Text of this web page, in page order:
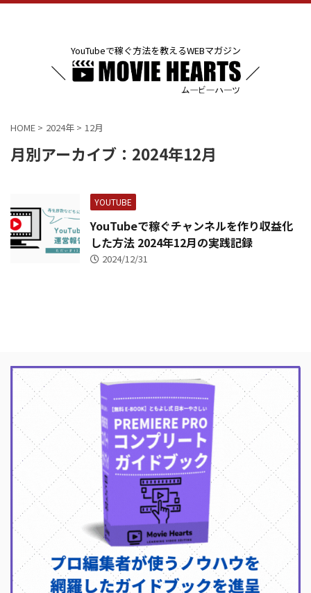
YouTubeで稼ぐ方法を教えるWEBマガジン
HOME > 2024年 > 12月
月別アーカイブ：2024年12月
YOUTUBE
YouTubeで稼ぐチャンネルを作り収益化
した方法 2024年12月の実践記録
2024/12/31